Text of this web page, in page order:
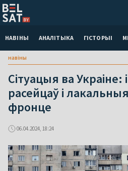
НАВІНЫ АНАЛІТЫКА ГІСТОРЫІ
навіны
Сітуацыя ва Украіне:
расейцаў і
фронце
06.04.2024, 18:24